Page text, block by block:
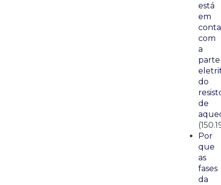
está
em
com
a
parte
do
de
Por
que
as
fases
da